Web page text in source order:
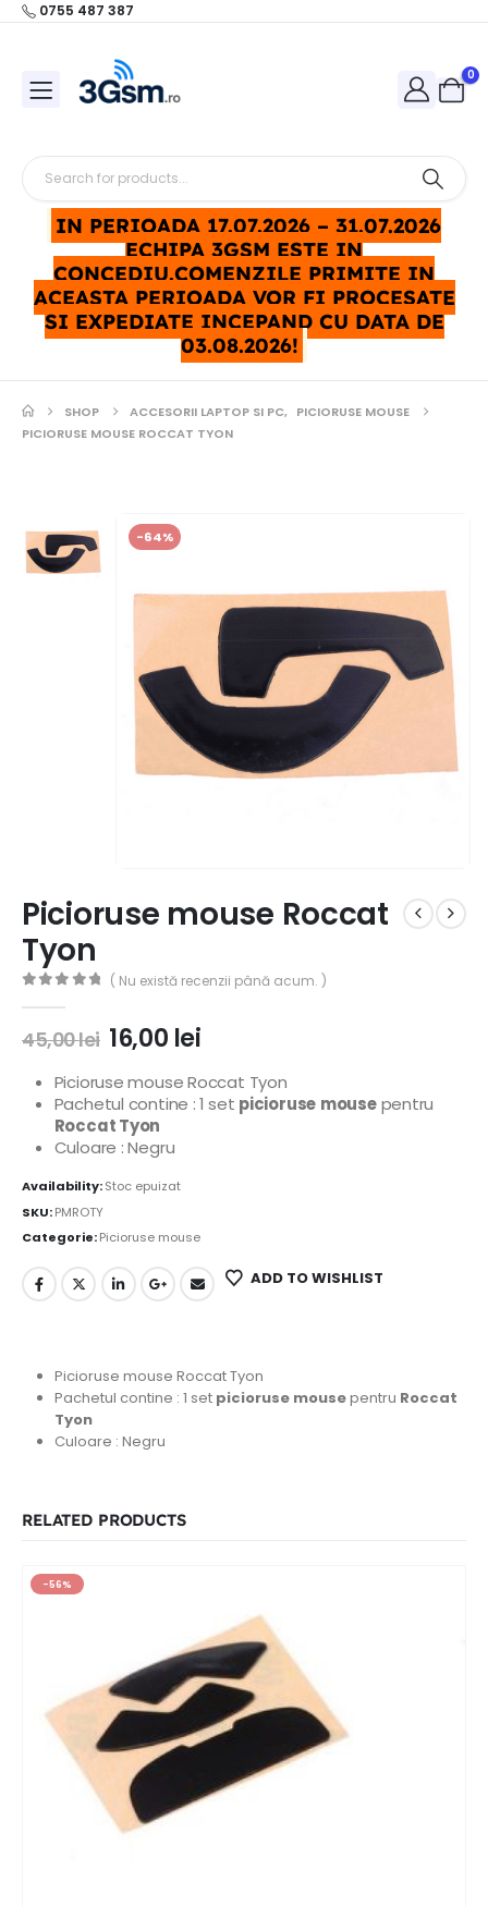
0755 487 387
0
IN PERIOADA 17.07.2026 – 31.07.2026
ECHIPA 3GSM ESTE IN
CONCEDIU.COMENZILE PRIMITE IN
ACEASTA PERIOADA VOR FI PROCESATE
SI EXPEDIATE INCEPAND CU DATA DE
03.08.2026!
SHOP ACCESORII LAPTOP SI PC, PICIORUSE MOUSE
PICIORUSE MOUSE ROCCAT TYON
-64%
Picioruse mouse Roccat
Tyon
( Nu există recenzii până acum. )
45,00lei 16,00 lei
Picioruse mouse Roccat Tyon
Pachetul contine : 1 set picioruse mousepentru
Roccat Tyon
Culoare : Negru
Availability:Stoc epuizat
SKU:PMROTY
Categorie:Picioruse mouse
ADD TO WISHLIST
Picioruse mouse Roccat Tyon
Pachetul contine : 1 set picioruse mousepentru Roccat
Tyon
Culoare : Negru
RELATED PRODUCTS
-56%